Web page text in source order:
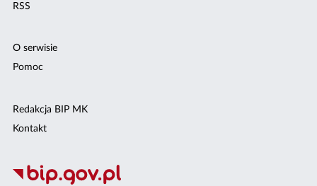
RSS
O serwisie
Pomoc
Redakcja BIP MK
Kontakt